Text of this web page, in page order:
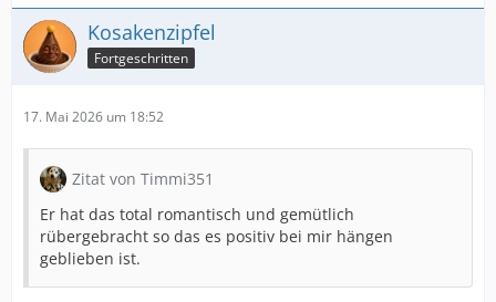
Kosakenzipfel
Fortgeschritten
17. Mai 2026 um 18:52
Zitat von Timmi351
Er hat das total romantisch und gemütlich
rübergebracht so das es positiv bei mir hängen
geblieben ist.